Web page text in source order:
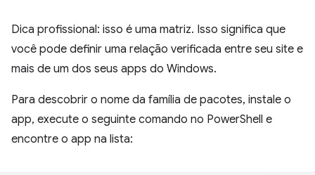
Dica profissional: isso é uma matriz. Isso significa que
você pode definir uma relação verificada entre seu site e
mais de um dos seus apps do Windows.
Para descobrir o nome da família de pacotes, instale o
app, execute o seguinte comando no PowerShell e
encontre o app na lista: